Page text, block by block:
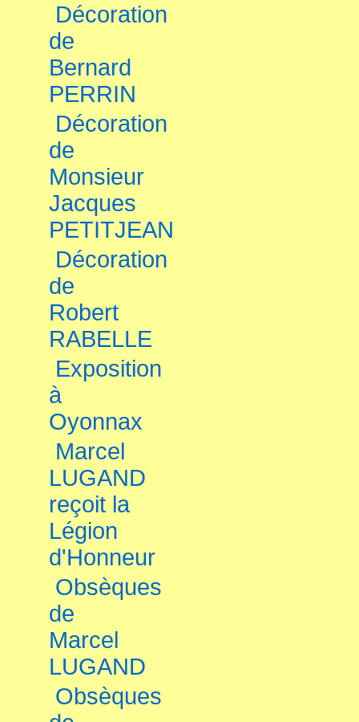
Décoration
de
Bernard
PERRIN
Décoration
de
Monsieur
Jacques
PETITJEAN
Décoration
de
Robert
RABELLE
Exposition
à
Oyonnax
Marcel
LUGAND
reçoit la
Légion
d'Honneur
Obsèques
de
Marcel
LUGAND
Obsèques